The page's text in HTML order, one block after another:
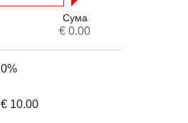
Сума
€ 0.00
0%
€ 10.00